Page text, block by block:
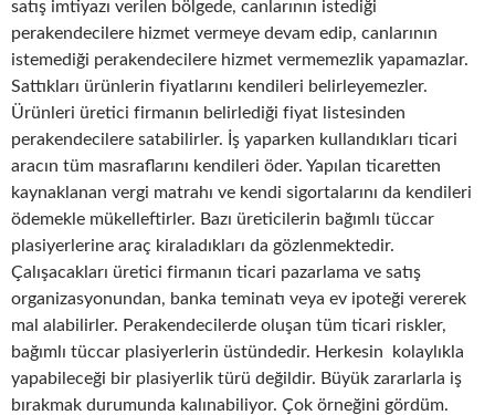
satış imtiyazı verilen bölgede, canlarının istediği
perakendecilere hizmet vermeye devam edip, canlarının
istemediği perakendecilere hizmet vermemezlik yapamazlar.
Sattıkları ürünlerin fiyatlarını kendileri belirleyemezler.
Ürünleri üretici firmanın belirlediği fiyat listesinden
perakendecilere satabilirler. İş yaparken kullandıkları ticari
aracın tüm masraflarını kendileri öder. Yapılan ticaretten
kaynaklanan vergi matrahı ve kendi sigortalarını da kendileri
ödemekle mükelleftirler. Bazı üreticilerin bağımlı tüccar
plasiyerlerine araç kiraladıkları da gözlenmektedir.
Çalışacakları üretici firmanın ticari pazarlama ve satış
organizasyonundan, banka teminatı veya ev ipoteği vererek
mal alabilirler. Perakendecilerde oluşan tüm ticari riskler,
bağımlı tüccar plasiyerlerin üstündedir. Herkesin kolaylıkla
yapabileceği bir plasiyerlik türü değildir. Büyük zararlarla iş
bırakmak durumunda kalınabiliyor. Çok örneğini gördüm.